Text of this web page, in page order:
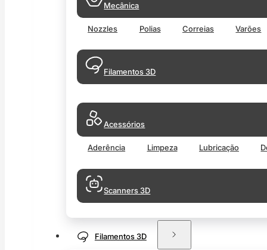
Mecânica
Nozzles Polias Correias Varões
Filamentos 3D
Acessórios
Aderência Limpeza Lubricação
Scanners 3D
Filamentos 3D